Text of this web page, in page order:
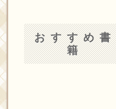
おすすめ書
籍